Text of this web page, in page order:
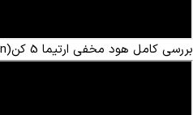
بررسی کامل هود مخفی ارتیما 5 کن(artima 5 can)